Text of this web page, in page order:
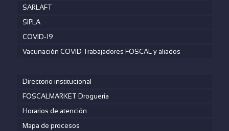
SARLAFT
SIPLA
COVID-19
Vacunación COVID Trabajadores FOSCAL y aliados
Directorio institucional
FOSCALMARKET Droguería
Horarios de atención
Mapa de procesos